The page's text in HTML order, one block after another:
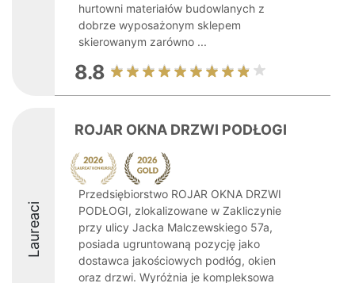
hurtowni materiałów budowlanych z
dobrze wyposażonym sklepem
skierowanym zarówno ...
8.8
Laureaci
ROJAR OKNA DRZWI PODŁOGI
Przedsiębiorstwo ROJAR OKNA DRZWI
PODŁOGI, zlokalizowane w Zakliczynie
przy ulicy Jacka Malczewskiego 57a,
posiada ugruntowaną pozycję jako
dostawca jakościowych podłóg, okien
oraz drzwi. Wyróżnia je kompleksowa